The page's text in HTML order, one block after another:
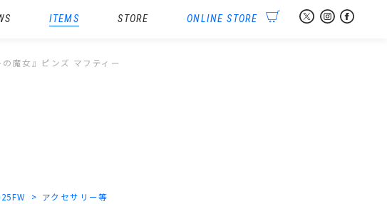
ITEMS STORE ONLINE STORE
魔女』ピンズ マフティー
アクセサリー等